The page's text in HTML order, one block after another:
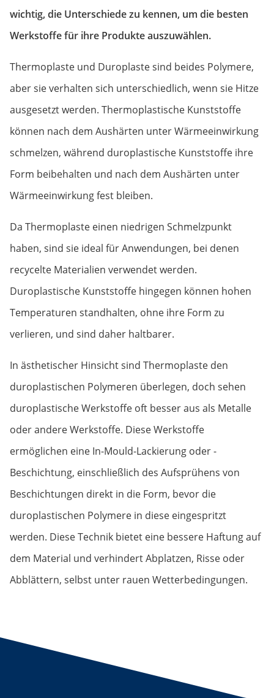
wichtig, die Unterschiede zu kennen, um die besten
Werkstoffe für ihre Produkte auszuwählen.
Thermoplaste und Duroplaste sind beides Polymere,
aber sie verhalten sich unterschiedlich, wenn sie Hitze
ausgesetzt werden. Thermoplastische Kunststoffe
können nach dem Aushärten unter Wärmeeinwirkung
schmelzen, während duroplastische Kunststoffe ihre
Form beibehalten und nach dem Aushärten unter
Wärmeeinwirkung fest bleiben.
Da Thermoplaste einen niedrigen Schmelzpunkt
haben, sind sie ideal für Anwendungen, bei denen
recycelte Materialien verwendet werden.
Duroplastische Kunststoffe hingegen können hohen
Temperaturen standhalten, ohne ihre Form zu
verlieren, und sind daher haltbarer.
In ästhetischer Hinsicht sind Thermoplaste den
duroplastischen Polymeren überlegen, doch sehen
duroplastische Werkstoffe oft besser aus als Metalle
oder andere Werkstoffe. Diese Werkstoffe
ermöglichen eine In-Mould-Lackierung oder -
Beschichtung, einschließlich des Aufsprühens von
Beschichtungen direkt in die Form, bevor die
duroplastischen Polymere in diese eingespritzt
werden. Diese Technik bietet eine bessere Haftung auf
dem Material und verhindert Abplatzen, Risse oder
Abblättern, selbst unter rauen Wetterbedingungen.